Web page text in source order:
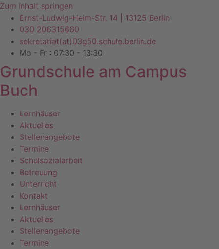
Zum Inhalt springen
Ernst-Ludwig-Heim-Str. 14 | 13125 Berlin
030 206315660
sekretariat(at)03g50.schule.berlin.de
Mo - Fr : 07:30 - 13:30
Grundschule am Campus
Buch
Lernhäuser
Aktuelles
Stellenangebote
Termine
Schulsozialarbeit
Betreuung
Unterricht
Kontakt
Lernhäuser
Aktuelles
Stellenangebote
Termine